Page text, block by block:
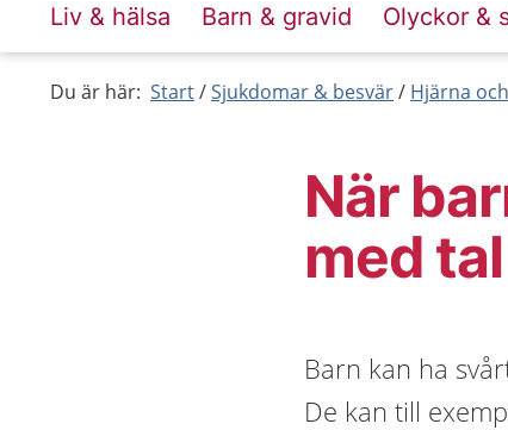
Liv & hälsa Barn & gravid Olyckor &
Du är här: Start Sjukdomar & besvär Hjärna
När
med
Barn kan ha
De kan till